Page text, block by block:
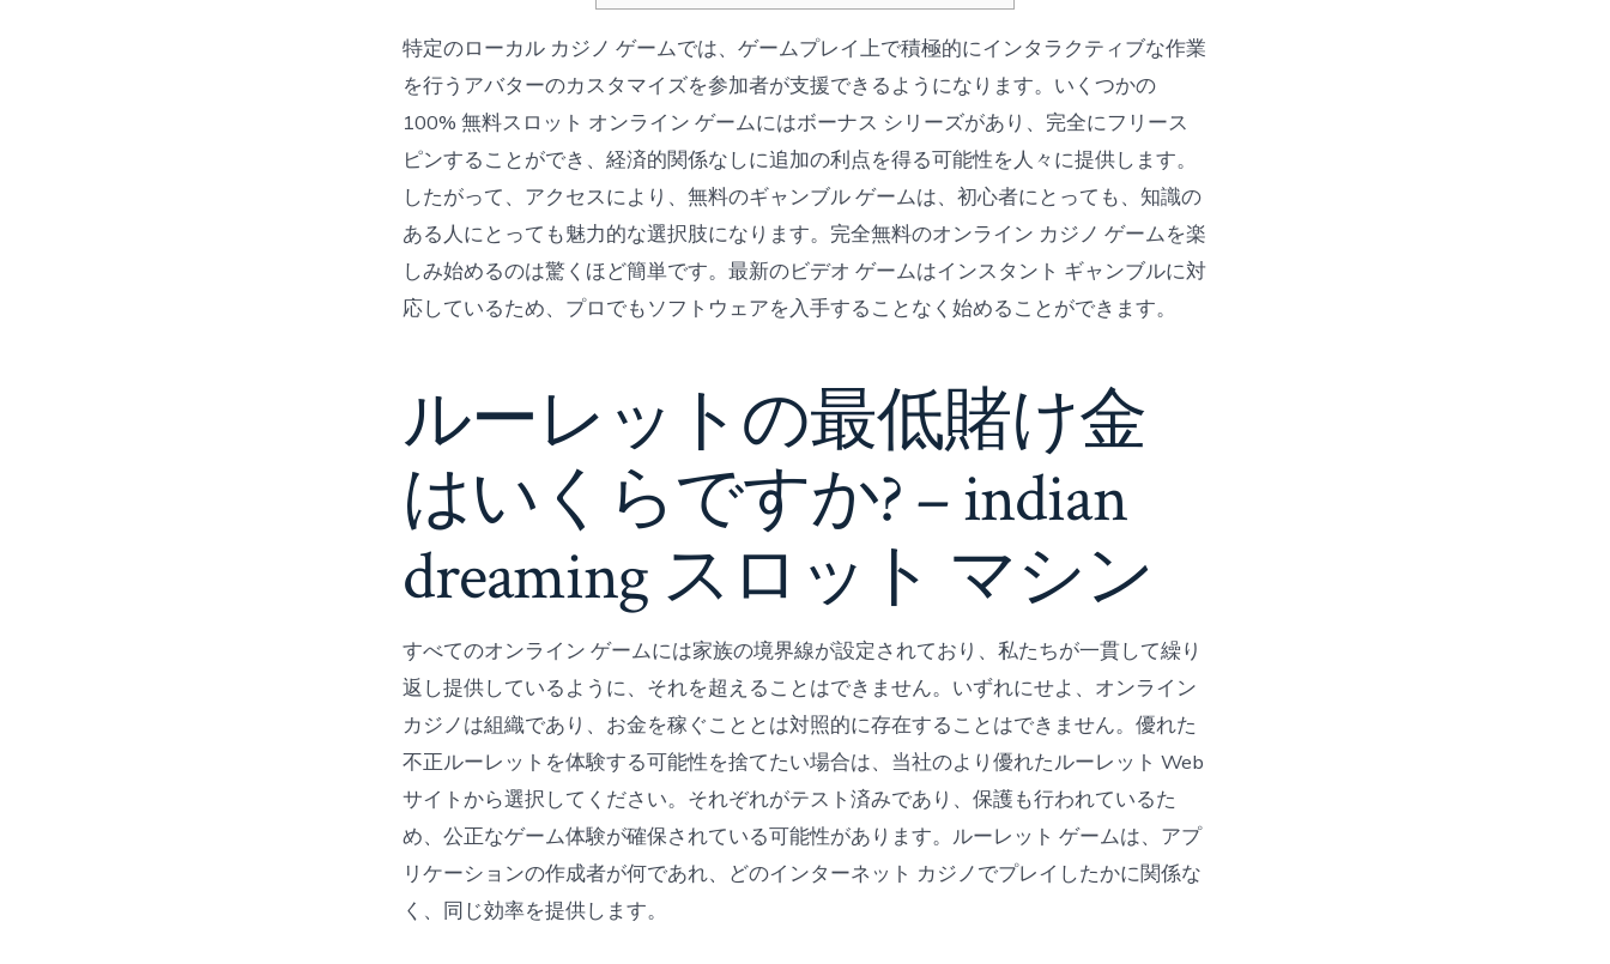
特定のローカル カジノ ゲームでは、ゲームプレイ上で積極的にインタラクティブな作業
を行うアバターのカスタマイズを参加者が支援できるようになります。いくつかの
100% 無料スロット オンライン ゲームにはボーナス シリーズがあり、完全にフリース
ピンすることができ、経済的関係なしに追加の利点を得る可能性を人々に提供します。
したがって、アクセスにより、無料のギャンブル ゲームは、初心者にとっても、知識の
ある人にとっても魅力的な選択肢になります。完全無料のオンライン カジノ ゲームを楽
しみ始めるのは驚くほど簡単です。最新のビデオ ゲームはインスタント ギャンブルに対
応しているため、プロでもソフトウェアを入手することなく始めることができます。
ルーレットの最低賭け金
はいくらですか?– indian
dreaming スロット マシン
すべてのオンライン ゲームには家族の境界線が設定されており、私たちが一貫して繰り
返し提供しているように、それを超えることはできません。いずれにせよ、オンライン
カジノは組織であり、お金を稼ぐこととは対照的に存在することはできません。優れた
不正ルーレットを体験する可能性を捨てたい場合は、当社のより優れたルーレット Web
サイトから選択してください。それぞれがテスト済みであり、保護も行われているた
め、公正なゲーム体験が確保されている可能性があります。ルーレット ゲームは、アプ
リケーションの作成者が何であれ、どのインターネット カジノでプレイしたかに関係な
く、同じ効率を提供します。